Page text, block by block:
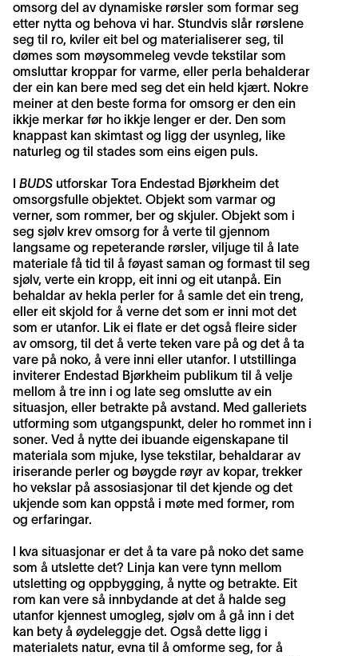
omsorg del av dynamiske rørsler som formar seg
etter nytta og behova vi har. Stundvis slår rørslene
seg til ro, kviler eit bel og materialiserer seg, til
dømes som møysommeleg vevde tekstilar som
omsluttar kroppar for varme, eller perla behalderar
der ein kan bere med seg det ein held kjært. Nokre
meiner at den beste forma for omsorg er den ein
ikkje merkar før ho ikkje lenger er der. Den som
knappast kan skimtast og ligg der usynleg, like
naturleg og til stades som eins eigen puls.
BUDS utforskar Tora Endestad Bjørkheim det
omsorgsfulle objektet. Objekt som varmar og
verner, som rommer, ber og skjuler. Objekt som i
seg sjølv krev omsorg for å verte til gjennom
langsame og repeterande rørsler, viljuge til å late
materiale få tid til å føyast saman og formast til seg
sjølv, verte ein kropp, eit inni og eit utanpå. Ein
behaldar av hekla perler for å samle det ein treng,
eller eit skjold for å verne det som er inni mot det
som er utanfor. Lik ei flate er det også fleire sider
av omsorg, til det å verte teken vare på og det å ta
vare på noko, å vere inni eller utanfor. I utstillinga
inviterer Endestad Bjørkheim publikum til å velje
mellom å tre inn i og late seg omslutte av ein
situasjon, eller betrakte på avstand. Med galleriets
utforming som utgangspunkt, deler ho rommet inn i
soner. Ved å nytte dei ibuande eigenskapane til
materiala som mjuke, lyse tekstilar, behaldarar av
iriserande perler og bøygde røyr av kopar, trekker
ho vekslar på assosiasjonar til det kjende og det
ukjende som kan oppstå i møte med former, rom
og erfaringar.
I kva situasjonar er det å ta vare på noko det same
som å utslette det? Linja kan vere tynn mellom
utsletting og oppbygging, å nytte og betrakte. Eit
rom kan vere så innbydande at det å halde seg
utanfor kjennest umogleg, sjølv om å gå inn i det
kan bety å øydeleggje det. Også dette ligg i
materialets natur, evna til å omforme seg, for å